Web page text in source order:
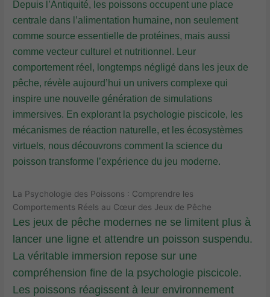
Depuis l’Antiquité, les poissons occupent une place
centrale dans l’alimentation humaine, non seulement
comme source essentielle de protéines, mais aussi
comme vecteur culturel et nutritionnel. Leur
comportement réel, longtemps négligé dans les jeux de
pêche, révèle aujourd’hui un univers complexe qui
inspire une nouvelle génération de simulations
immersives. En explorant la psychologie piscicole, les
mécanismes de réaction naturelle, et les écosystèmes
virtuels, nous découvrons comment la science du
poisson transforme l’expérience du jeu moderne.
La Psychologie des Poissons : Comprendre les
Comportements Réels au Cœur des Jeux de Pêche
Les jeux de pêche modernes ne se limitent plus à
lancer une ligne et attendre un poisson suspendu.
La véritable immersion repose sur une
compréhension fine de la psychologie piscicole.
Les poissons réagissent à leur environnement